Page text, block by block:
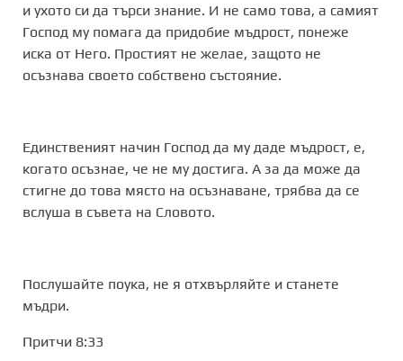
и ухото си да търси знание. И не само това, а самият
Господ му помага да придобие мъдрост, понеже
иска от Него. Простият не желае, защото не
осъзнава своето собствено състояние.
Единственият начин Господ да му даде мъдрост, е,
когато осъзнае, че не му достига. А за да може да
стигне до това място на осъзнаване, трябва да се
вслуша в съвета на Словото.
Послушайте поука, не я отхвърляйте и станете
мъдри.
Притчи 8:33